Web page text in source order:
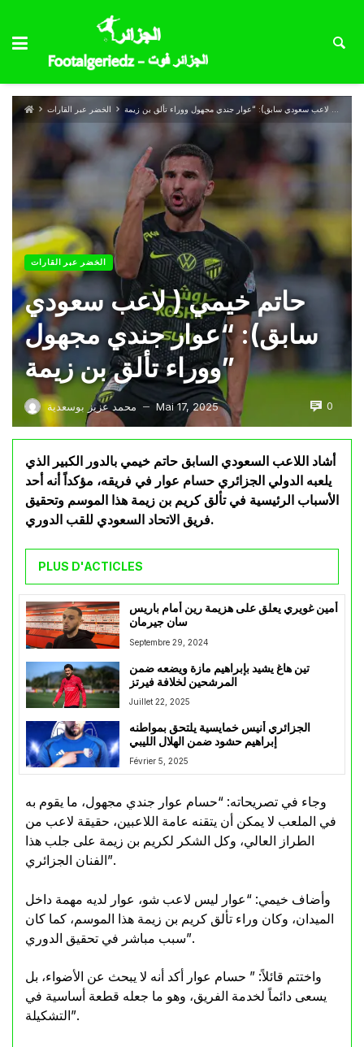
الخضر عبر القارات
الخضر عبر القارات
حاتم خيمي ( لاعب سعودي
سابق): “عوار جندي مجهول
ووراء تألق بن زيمة”
محمد عزيز بوسعدية — Mai 17, 2025 0
أشاد اللاعب السعودي السابق حاتم خيمي بالدور الكبير الذي
يلعبه الدولي الجزائري حسام عوار في فريقه، مؤكداً أنه أحد
الأسباب الرئيسية في تألق كريم بن زيمة هذا الموسم وتحقيق
فريق الاتحاد السعودي للقب الدوري.
PLUS D'ACTICLES
أمين غويري يعلق على هزيمة رين أمام باريس
سان جيرمان
Septembre 29, 2024
تين هاغ يشيد بإبراهيم مازة ويضعه ضمن
المرشحين لخلافة فيرتز
Juillet 22, 2025
الجزائري أنيس خمايسية يلتحق بمواطنه
إبراهيم حشود ضمن الهلال الليبي
Février 5, 2025
وجاء في تصريحاته: “حسام عوار جندي مجهول، ما يقوم به
في الملعب لا يمكن أن يتقنه عامة اللاعبين، حقيقة لاعب من
الطراز العالي، وكل الشكر لكريم بن زيمة على جلب هذا
الفنان الجزائري”.
وأضاف خيمي: “عوار ليس لاعب شو، عوار لديه مهمة داخل
الميدان، وكان وراء تألق كريم بن زيمة هذا الموسم، كما كان
سبب مباشر في تحقيق الدوري”.
واختتم قائلاً: ” حسام عوار أكد أنه لا يبحث عن الأضواء، بل
يسعى دائماً لخدمة الفريق، وهو ما جعله قطعة أساسية في
التشكيلة”.